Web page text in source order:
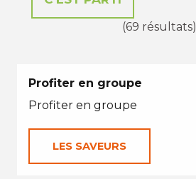
(69 résultats)
Profiter en groupe
Profiter en groupe
LES SAVEURS